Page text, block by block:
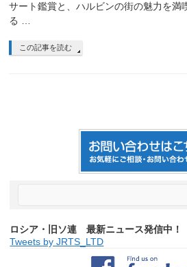
サート鑑賞と、ハルビンの街の魅力を満
る …
この記事を読む
ロシア・旧ソ連 最新ニュース発信中！
Tweets by JRTS_LTD